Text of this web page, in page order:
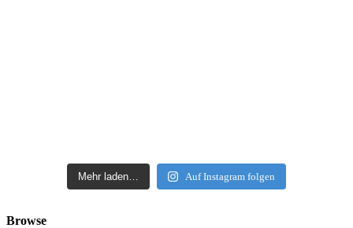
Mehr laden… Auf Instagram folgen
Browse